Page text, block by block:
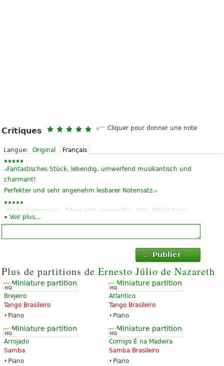
Critiques Cliquer pour donner une note
Langue: Original Français
«Fantastisches Stück, lebendig, umwerfend musikantisch und
charmant!
Perfekter und sehr angenehm lesbarer Notensatz.»
Muito harmoniosa. Adoro este compositor. Uma delicia tocar
esta linda musica. Obrigada por compartilhar.
« »
«J'adore! C'est un plaisir de le toucher»
«J'aime toucher... très bon
«grand chef-d'œuvre......
« très bon merveilleux
Voir plus...
Publier
Plus de partitions de Ernesto Júlio de Nazareth
Brejeiro
Tango Brasileiro
Piano
Atlantico
Tango Brasileiro
Piano
Arrojado
Samba
Piano
Comigo É na Madeira
Samba Brasileiro
Piano